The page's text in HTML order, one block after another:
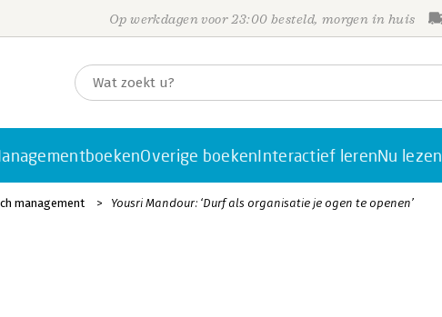
Op werkdagen voor 23:00 besteld, morgen in huis
Overige boekenInteractief lerenNu lezen
management Yousri Mandour: ‘Durf als organisatie je ogen te openen’